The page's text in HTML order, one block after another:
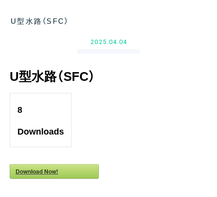
U型水路（SFC）
2025.04.04
U型水路（SFC）
8
Downloads
Download Now!